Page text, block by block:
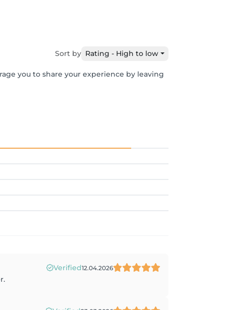
Sort by Rating - High to low
you to share your experience by leaving
Verified12.04.2026